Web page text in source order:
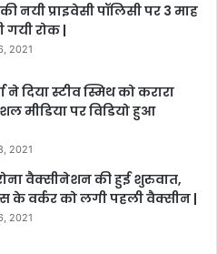
नयी प्राइवेसी पॉलिसी पर 3 माह
गयी रोक |
2021
ने दिया स्टीव स्मिथ को करारा
मीडिया पर विडियो हुआ
2021
वैक्सीनेशन की हुई शुरुवात,
के वर्कर को लगी पहली वैक्सीन |
2021